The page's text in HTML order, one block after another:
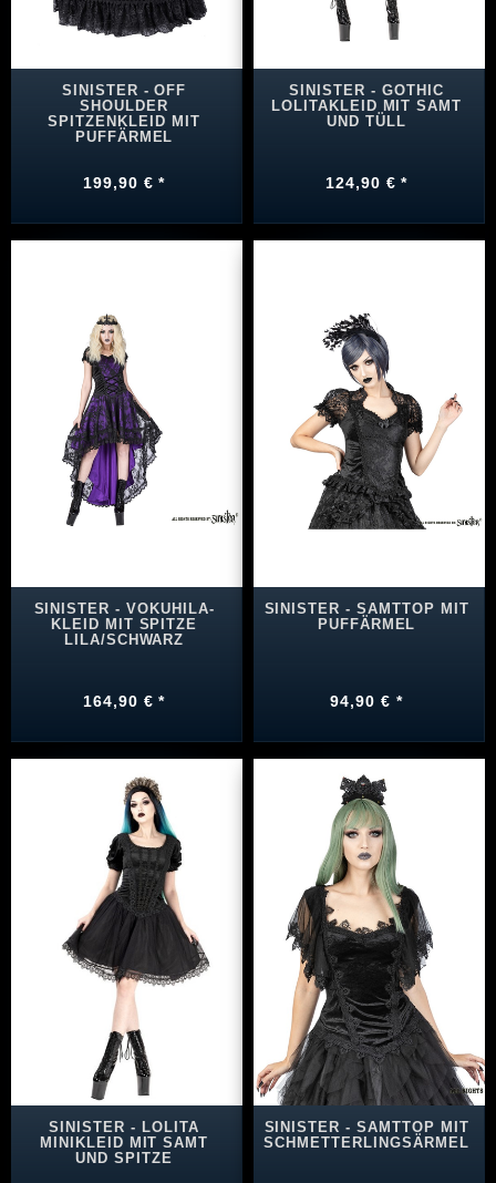
SINISTER - OFF
SHOULDER
SPITZENKLEID MIT
PUFFÄRMEL
199,90 € *
SINISTER - GOTHIC
LOLITAKLEID MIT SAMT
UND TÜLL
124,90 € *
SINISTER - VOKUHILA-
KLEID MIT SPITZE
LILA/SCHWARZ
164,90 € *
SINISTER - SAMTTOP MIT
PUFFÄRMEL
94,90 € *
SINISTER - LOLITA
MINIKLEID MIT SAMT
UND SPITZE
SINISTER - SAMTTOP MIT
SCHMETTERLINGSÄRMEL